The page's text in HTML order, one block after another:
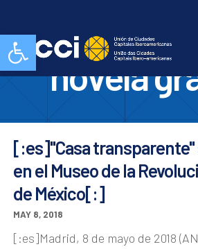
Abrir barra de herramientas
premio
novela
[:es]"Casa
en el Museo de la
de México[:]
MAY 8, 2018
[:es]Madrid, 8 de mayo de 2018